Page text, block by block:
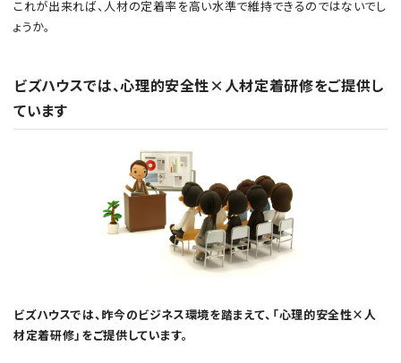
これが出来れば、人材の定着率を高い水準で維持できるのではないでし
ょうか。
ビズハウスでは、心理的安全性×人材定着研修をご提供し
ています
ビズハウスでは、昨今のビジネス環境を踏まえて、「心理的安全性×人
材定着研修」をご提供しています。